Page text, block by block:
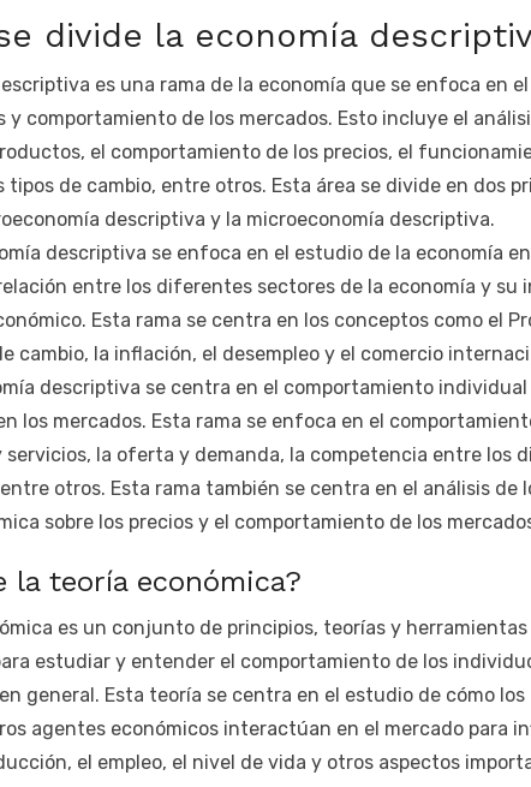
divide la economía
es una rama de la economía que se enfoca en
y comportamiento de los mercados. Esto incluye el
el comportamiento de los precios, el
tipos de cambio, entre otros. Esta área se divide en dos
descriptiva y la microeconomía descriptiva.
descriptiva se enfoca en el estudio de la economía
entre los diferentes sectores de la economía y su
Esta rama se centra en los conceptos como el
cambio, la inflación, el desempleo y el comercio
descriptiva se centra en el comportamiento individual
los mercados. Esta rama se enfoca en el
servicios, la oferta y demanda, la competencia entre los
otros. Esta rama también se centra en el análisis de
sobre los precios y el comportamiento de los
la teoría económica?
es un conjunto de principios, teorías y herramientas
estudiar y entender el comportamiento de los
general. Esta teoría se centra en el estudio de cómo
agentes económicos interactúan en el mercado para
el empleo, el nivel de vida y otros aspectos